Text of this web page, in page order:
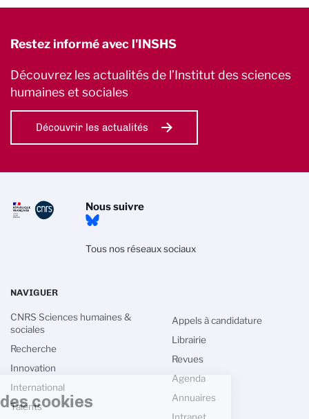
Restez informé avec l'INSHS
Découvrez les actualités de l’Institut des sciences
humaines et sociales
Découvrir les actualités
Nous suivre
Tous nos réseaux sociaux
NAVIGUER
CNRS Sciences humaines &
sociales
Recherche
Innovation
International
Talents
Appels à candidature
Librairie
Revues
Agenda
Annuaires
Intranet
Gestion des cookies